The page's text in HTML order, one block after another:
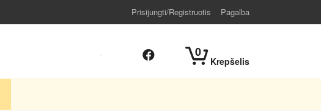
Prisijungti/Registruotis Pagalba
0
Krepšelis